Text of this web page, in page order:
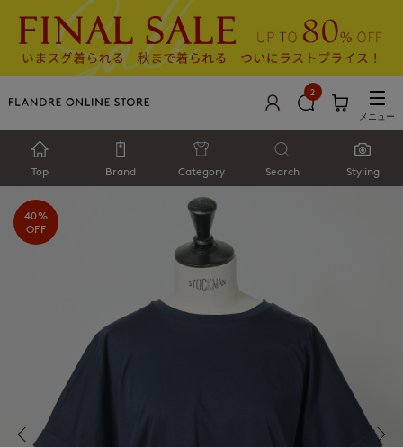
2
メニュー
Top Brand Category Search Styling
40%
OFF